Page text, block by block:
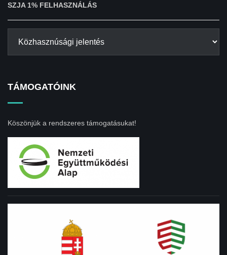
SZJA 1% FELHASZNÁLÁS
TÁMOGATÓINK
Köszönjük a rendszeres támogatásukat!